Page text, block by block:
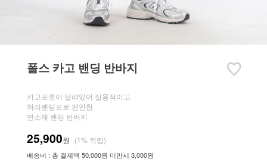
폴스 카고 밴딩 반바지
카고포켓이 달려있어 실용적이고
허리밴딩으로 편안한
면소재 밴딩 반바지
25,900원 (1% 적립)
배송비 : 총 결제액 50,000원 미만시 3,000원